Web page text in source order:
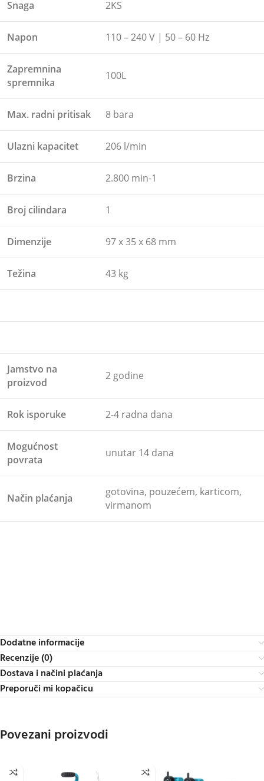
Snaga 2KS
Napon 110 – 240 V | 50 – 60 Hz
Zapremnina
spremnika
100L
Max. radni pritisak 8 bara
Ulazni kapacitet 206 l/min
Brzina 2.800 min-1
Broj cilindara 1
Dimenzije 97 x 35 x 68 mm
Težina 43 kg
Jamstvo na
proizvod
2 godine
Rok isporuke 2-4 radna dana
Mogućnost
povrata
unutar 14 dana
Način plaćanja
gotovina, pouzećem, karticom,
virmanom
Dodatne informacije
Recenzije (0)
Dostava i načini plaćanja
Preporuči mi kopačicu
Povezani proizvodi